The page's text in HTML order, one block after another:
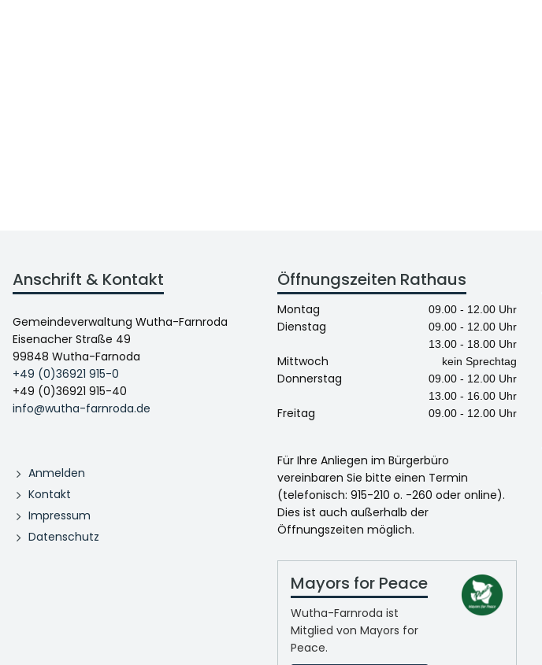
Anschrift & Kontakt
Gemeindeverwaltung Wutha-Farnroda
Eisenacher Straße 49
99848 Wutha-Farnoda
+49 (0)36921 915-0
+49 (0)36921 915-40
info@wutha-farnroda.de
Anmelden
Kontakt
Impressum
Datenschutz
Öffnungszeiten Rathaus
Montag 09.00 - 12.00 Uhr
Dienstag
09.00 - 12.00 Uhr
13.00 - 18.00 Uhr
Mittwoch kein Sprechtag
Donnerstag
09.00 - 12.00 Uhr
13.00 - 16.00 Uhr
Freitag 09.00 - 12.00 Uhr
Für Ihre Anliegen im Bürgerbüro
vereinbaren Sie bitte einen Termin
(telefonisch: 915-210 o. -260 oder online).
Dies ist auch außerhalb der
Öffnungszeiten möglich.
Mayors for Peace
Wutha-Farnroda ist
Mitglied von Mayors for
Peace.